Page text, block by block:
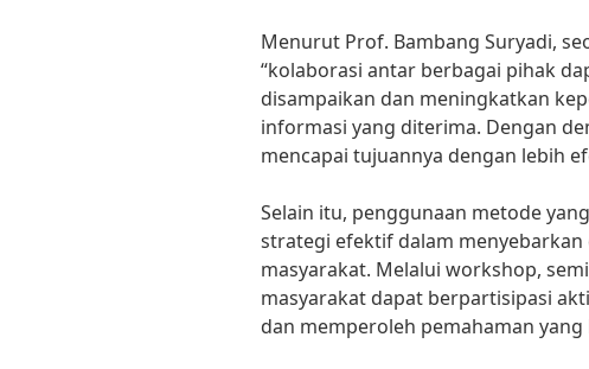
Menurut Prof. Bambang Suryadi,
“kolaborasi antar berbagai pihak
disampaikan dan meningkatkan
informasi yang diterima. Dengan
mencapai tujuannya dengan lebih
Selain itu, penggunaan metode
strategi efektif dalam menyebarkan
masyarakat. Melalui workshop,
masyarakat dapat berpartisipasi
dan memperoleh pemahaman